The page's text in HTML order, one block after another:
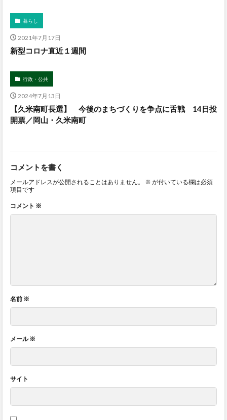
暮らし
2021年7月17日
新型コロナ直近１週間
行政・公共
2024年7月13日
【久米南町長選】 今後のまちづくりを争点に舌戦 14日投
開票／岡山・久米南町
コメントを書く
メールアドレスが公開されることはありません。 ※ が付いている欄は必須
項目です
コメント ※
名前 ※
メール※
サイト